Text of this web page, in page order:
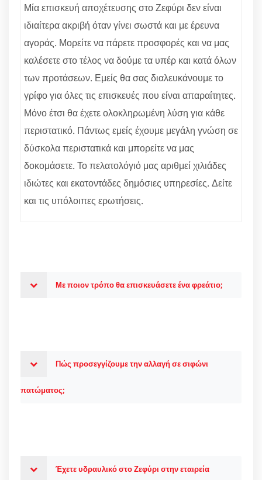
Μία επισκευή αποχέτευσης στο Ζεφύρι δεν είναι
ιδιαίτερα ακριβή όταν γίνει σωστά και με έρευνα
αγοράς. Μορείτε να πάρετε προσφορές και να μας
καλέσετε στο τέλος να δούμε τα υπέρ και κατά όλων
των προτάσεων. Εμείς θα σας διαλευκάνουμε το
γρίφο για όλες τις επισκευές που είναι απαραίτητες.
Μόνο έτσι θα έχετε ολοκληρωμένη λύση για κάθε
περιστατικό. Πάντως εμείς έχουμε μεγάλη γνώση σε
δύσκολα περιστατικά και μπορείτε να μας
δοκομάσετε. Το πελατολόγιό μας αριθμεί χιλιάδες
ιδιώτες και εκατοντάδες δημόσιες υπηρεσίες. Δείτε
και τις υπόλοιπες ερωτήσεις.
Με ποιον τρόπο θα επισκευάσετε ένα φρεάτιο;
Πώς προσεγγίζουμε την αλλαγή σε σιφώνι
πατώματος;
Έχετε υδραυλικό στο Ζεφύρι στην εταιρεία